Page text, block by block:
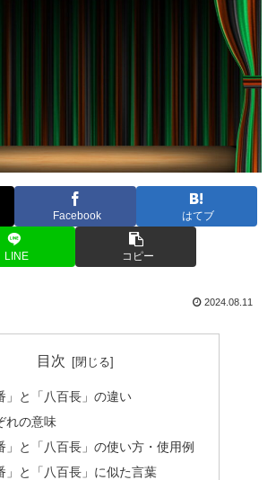
Facebook はてブ
LINE コピー
2024.08.11
目次
」と「八百長」の違い
れの意味
」と「八百長」の使い方・使用例
」と「八百長」に似た言葉